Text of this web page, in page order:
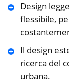
Design
flessibile,
Il design
ricerca del
urbana.